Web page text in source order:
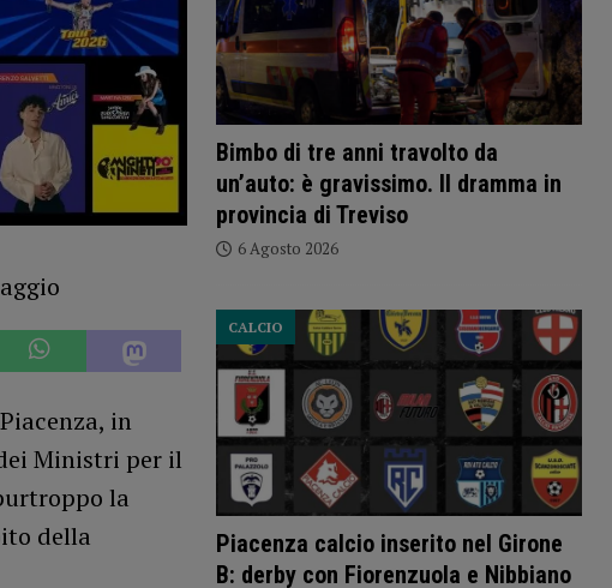
in
Ministri per il
la
della
Bimbo di tre anni travolto da
un’auto: è gravissimo. Il dramma in
provincia di Treviso
6 Agosto 2026
Piacenza calcio inserito nel Girone
B: derby con Fiorenzuola e Nibbiano
CALCIO